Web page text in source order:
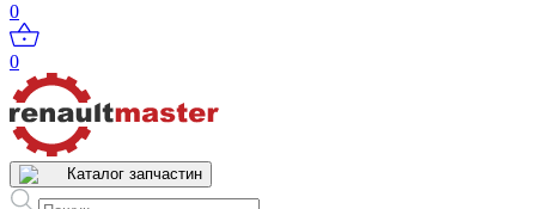
0
0
Каталог запчастин